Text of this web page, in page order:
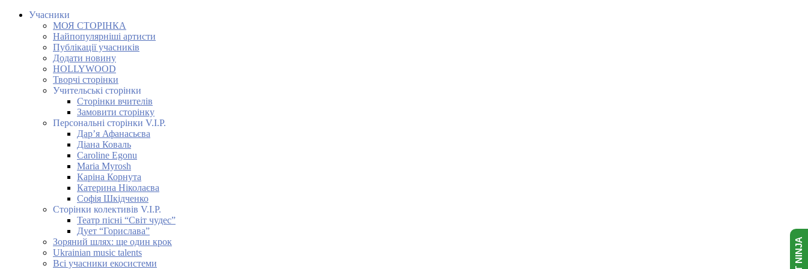
Учасники
МОЯ СТОРІНКА
Найпопулярніші артисти
Публікації учасників
Додати новину
HOLLYWOOD
Творчі сторінки
Учительські сторінки
Сторінки вчителів
Замовити сторінку
Персональні сторінки V.I.P.
Дар’я Афанасьєва
Діана Коваль
Caroline Egonu
Maria Myrosh
Каріна Корнута
Катерина Ніколаєва
Софія Шкідченко
Сторінки колективів V.I.P.
Театр пісні “Світ чудес”
Дует “Горислава”
Зоряний шлях: ще один крок
Ukrainian music talents
Всі учасники екосистеми